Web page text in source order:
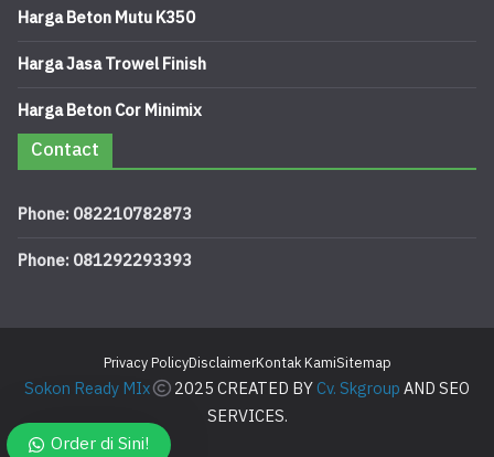
Harga Beton Mutu K350
Harga Jasa Trowel Finish
Harga Beton Cor Minimix
Contact
Phone: 082210782873
Phone: 081292293393
Privacy PolicyDisclaimerKontak KamiSitemap
Sokon Ready MIx 2025 CREATED BYCv. SkgroupAND SEO
SERVICES.
Order di Sini!